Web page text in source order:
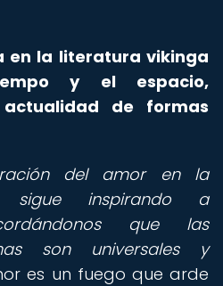
en la literatura vikinga
y el espacio,
de formas
del amor en la
sigue inspirando a
que las
son universales y
es un fuego que arde